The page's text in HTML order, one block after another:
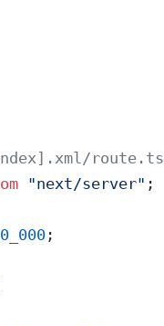
route.ts
"next/server" ;
;